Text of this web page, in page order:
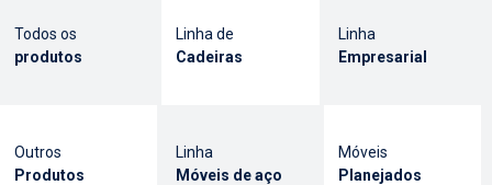
Todos os
produtos
Linha de
Cadeiras
Linha
Empresarial
Outros
Produtos
Linha
Móveis de aço
Móveis
Planejados